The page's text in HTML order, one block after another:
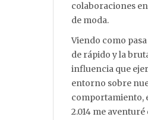
colaboraciones
de moda.
Viendo como
de rápido y la
influencia que
entorno sobre
comportamiento,
2.014 me aventuré